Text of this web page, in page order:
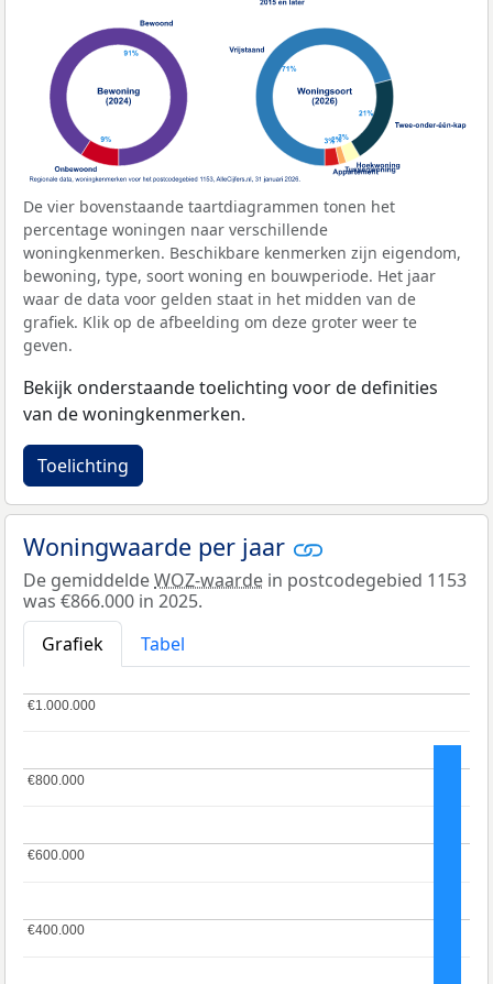
De vier bovenstaande taartdiagrammen tonen het
percentage woningen naar verschillende
woningkenmerken. Beschikbare kenmerken zijn eigendom,
bewoning, type, soort woning en bouwperiode. Het jaar
waar de data voor gelden staat in het midden van de
grafiek. Klik op de afbeelding om deze groter weer te
geven.
Bekijk onderstaande toelichting voor de definities
van de woningkenmerken.
Toelichting
Woningwaarde per jaar
De gemiddeldeWOZ-waarde in postcodegebied 1153
was €866.000 in 2025.
Grafiek
Tabel
€400.000
€400.000
€600.000
€600.000
€800.000
€800.000
€1.000.000
€1.000.000